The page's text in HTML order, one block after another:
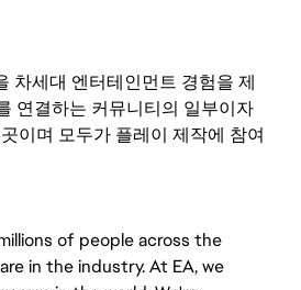
차세대 엔터테인먼트 경험을 제
연결하는 커뮤니티의 일부이자
이며 모두가 플레이 제작에 참여
of people across the
in the industry. At EA, we